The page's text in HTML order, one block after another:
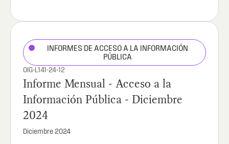
INFORMES DE ACCESO A LA INFORMACIÓN
PÚBLICA
OIG-L141-24-12
Informe Mensual - Acceso a la
Información Pública - Diciembre
2024
Diciembre 2024